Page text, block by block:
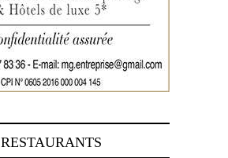
RESTAURANTS